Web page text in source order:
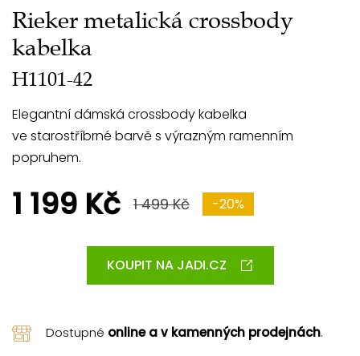
Rieker metalická crossbody
kabelka
H1101-42
Elegantní dámská crossbody kabelka
ve starostříbrné barvě s výrazným ramenním
popruhem.
1 199 Kč 1 499 Kč -20%
KOUPIT NA JADI.CZ
Dostupné online a v kamenných prodejnách.